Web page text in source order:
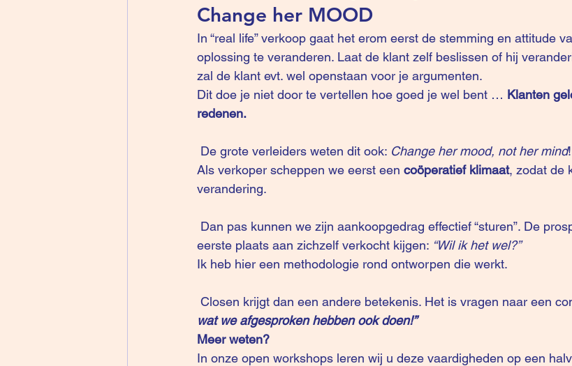
Change her MOOD
In “real life” verkoop gaat het erom eerst de stemming en attitude
oplossing te veranderen. Laat de klant zelf beslissen of hij
zal de klant evt. wel openstaan voor je argumenten.
Dit doe je niet door te vertellen hoe goed je wel bent … Klanten
redenen.
De grote verleiders weten dit ook: Change her mood, not her mind!
Als verkoper scheppen we eerst een coöperatief klimaat, zodat de
verandering.
eerste plaats aan zichzelf verkocht kijgen: “Wil ik het wel?”
Ik heb hier een methodologie rond ontworpen die werkt.
Closen krijgt dan een andere betekenis. Het is vragen naar een
wat we afgesproken hebben ook doen!”
Meer weten?
In onze open workshops leren wij u deze vaardigheden op een